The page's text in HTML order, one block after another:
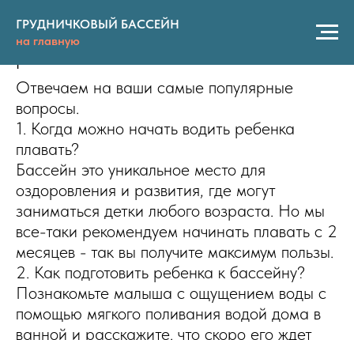
ГРУДНИЧКОВЫЙ БАССЕЙН
на главную
Когда можно начинать водить
ребенка плавать?
Отвечаем на ваши самые популярные
вопросы.
1. Когда можно начать водить ребенка
плавать?
Бассейн это уникальное место для
оздоровления и развития, где могут
заниматься детки любого возраста. Но мы
все-таки рекомендуем начинать плавать с 2
месяцев - так вы получите максимум пользы.
2. Как подготовить ребенка к бассейну?
Познакомьте малыша с ощущением воды с
помощью мягкого поливания водой дома в
ванной и расскажите. что скоро его ждет